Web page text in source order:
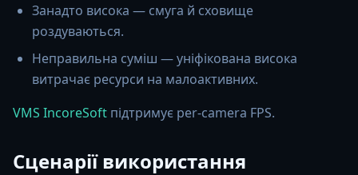
Занадто висока — смуга й сховище
роздуваються.
Неправильна суміш — уніфікована висока
витрачає ресурси на малоактивних.
VMS IncoreSoft підтримує per-camera FPS.
Сценарії використання